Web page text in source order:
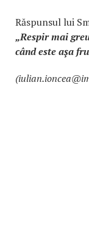
Răspunsul lui
„Respir mai
când este aşa